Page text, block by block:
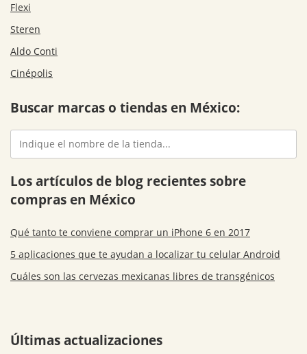
Flexi
Steren
Aldo Conti
Cinépolis
Buscar marcas o tiendas en México:
Los artículos de blog recientes sobre
compras en México
Qué tanto te conviene comprar un iPhone 6 en 2017
5 aplicaciones que te ayudan a localizar tu celular Android
Cuáles son las cervezas mexicanas libres de transgénicos
Últimas actualizaciones